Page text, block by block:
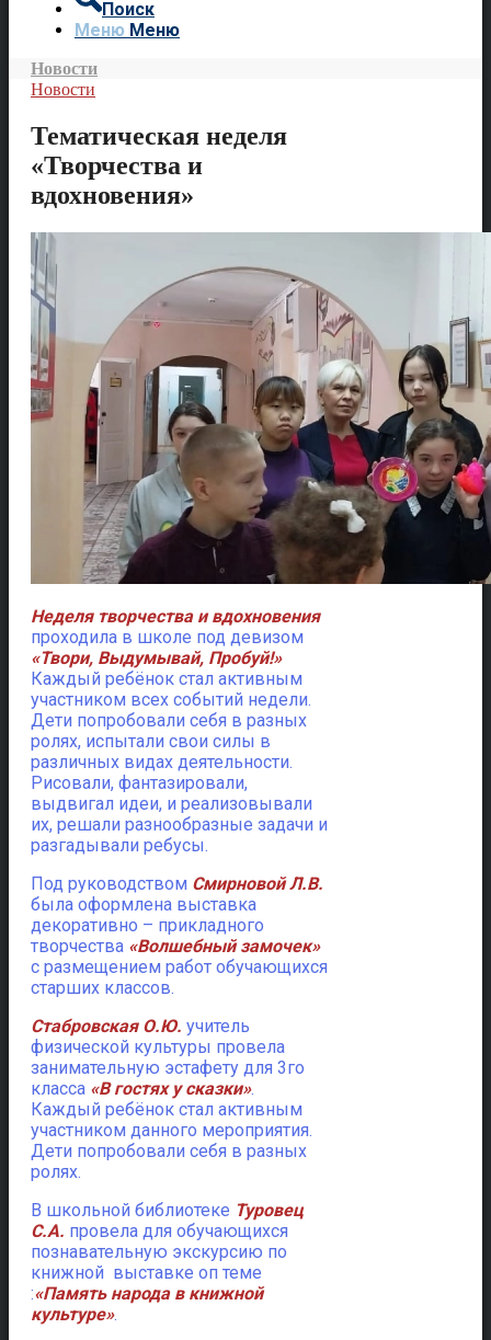
Поиск
Меню Меню
Новости
Новости
Тематическая неделя
«Творчества и
вдохновения»
Неделя творчества и вдохновения
проходила в школе под девизом
«Твори, Выдумывай, Пробуй!»
Каждый ребёнок стал активным
участником всех событий недели.
Дети попробовали себя в разных
ролях, испытали свои силы в
различных видах деятельности.
Рисовали, фантазировали,
выдвигал идеи, и реализовывали
их, решали разнообразные задачи и
разгадывали ребусы.
Под руководством Смирновой Л.В.
была оформлена выставка
декоративно – прикладного
творчества «Волшебный замочек»
с размещением работ обучающихся
старших классов.
Стабровская О.Ю. учитель
физической культуры провела
занимательную эстафету для 3го
класса «В гостях у сказки».
Каждый ребёнок стал активным
участником данного мероприятия.
Дети попробовали себя в разных
ролях.
В школьной библиотеке Туровец
С.А. провела для обучающихся
познавательную экскурсию по
книжной выставке оп теме
:«Память народа в книжной
культуре».